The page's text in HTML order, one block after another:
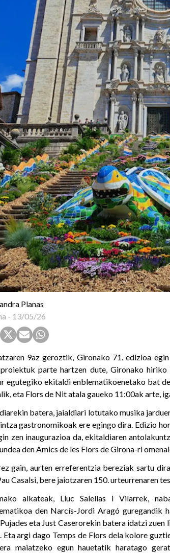
Planas
- 13/05/26
9az geroztik, Gironako 71. edizioa
parte hartzen dute, Gironako
egutegiko ekitaldi enblematikoenetako bat
eta Flors de Nit atala gaueko 11:00ak arte,
batera, jaialdiari lotutako musika
gastronomikoak ere egingo dira. Edizio
zen inaugurazioa da, ekitaldiaren
den Amics de les Flors de Girona-ri
gain, aurten erreferentzia bereziak sartu
Casalsi, bere jaiotzaren 150. urteurrenaren
alkateak, Lluc Salellas i Vilarrek,
den Narcís-Jordi Aragó guregandik
eta Just Caserorekin batera idatzi
Eta argi dago Temps de Flors dela kolore
maiatzeko egun hauetatik haratago